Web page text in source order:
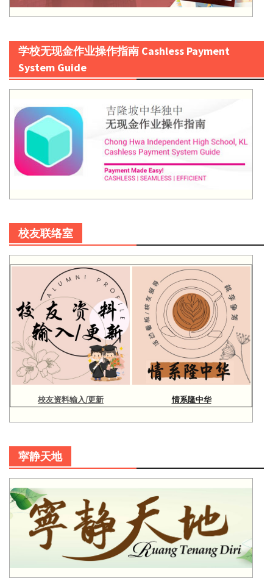
学校无现金作业操作指南 Cashless Payment
System Guide
校友联络室
校友资料输入/更新 情系隆中华
寜静天地